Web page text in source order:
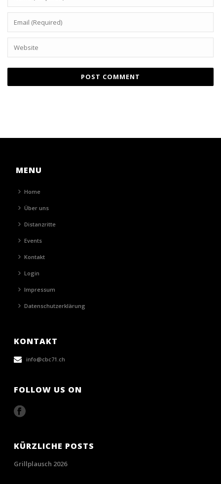
MENU
Home
Über uns
Distanzritte
Events
Kontakt
Login
Impressum
Datenschutzerklärung
KONTAKT
info@cbc71.ch
FOLLOW US ON
KÜRZLICHE POSTS
Grillplausch 2026